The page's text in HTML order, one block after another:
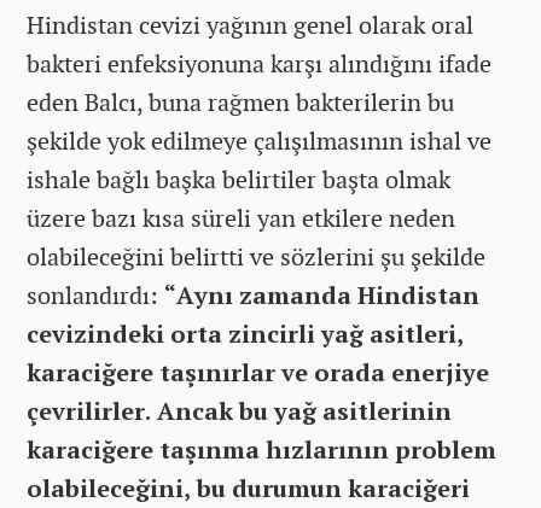
Hindistan cevizi yağının genel olarak oral
bakteri enfeksiyonuna karşı alındığını ifade
eden Balcı, buna rağmen bakterilerin bu
şekilde yok edilmeye çalışılmasının ishal ve
ishale bağlı başka belirtiler başta olmak
üzere bazı kısa süreli yan etkilere neden
olabileceğini belirtti ve sözlerini şu şekilde
sonlandırdı: “Aynı zamanda Hindistan
cevizindeki orta zincirli yağ asitleri,
karaciğere taşınırlar ve orada enerjiye
çevrilirler. Ancak bu yağ asitlerinin
karaciğere taşınma hızlarının problem
olabileceğini, bu durumun karaciğeri